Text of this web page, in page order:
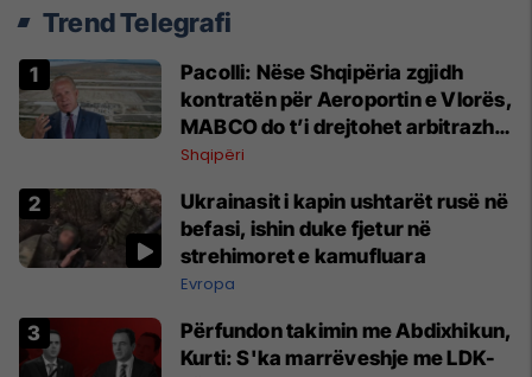
Trend Telegrafi
Pacolli: Nëse Shqipëria zgjidh
kontratën për Aeroportin e Vlorës,
MABCO do t’i drejtohet arbitrazhit
ndërkombëtar
Shqipëri
Ukrainasit i kapin ushtarët rusë në
befasi, ishin duke fjetur në
strehimoret e kamufluara
Evropa
Përfundon takimin me Abdixhikun,
Kurti: S'ka marrëveshje me LDK-